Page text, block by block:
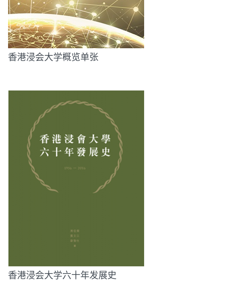
香港浸会大学概览单张
香港浸会大学六十年发展史